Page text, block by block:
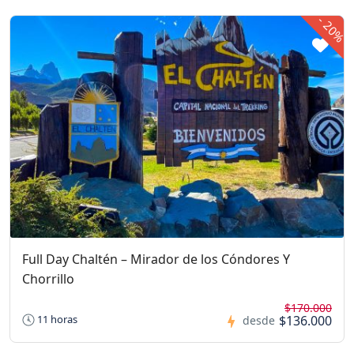
-
20%
Full Day Chaltén – Mirador de los Cóndores Y
Chorrillo
11 horas desde
$170.000
$136.000